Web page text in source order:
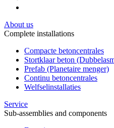
About us
Complete installations
Compacte betoncentrales
Stortklaar beton
Prefab (Planetaire menger)
Continu betoncentrales
Welfselinstallaties
Service
Sub-assemblies and components